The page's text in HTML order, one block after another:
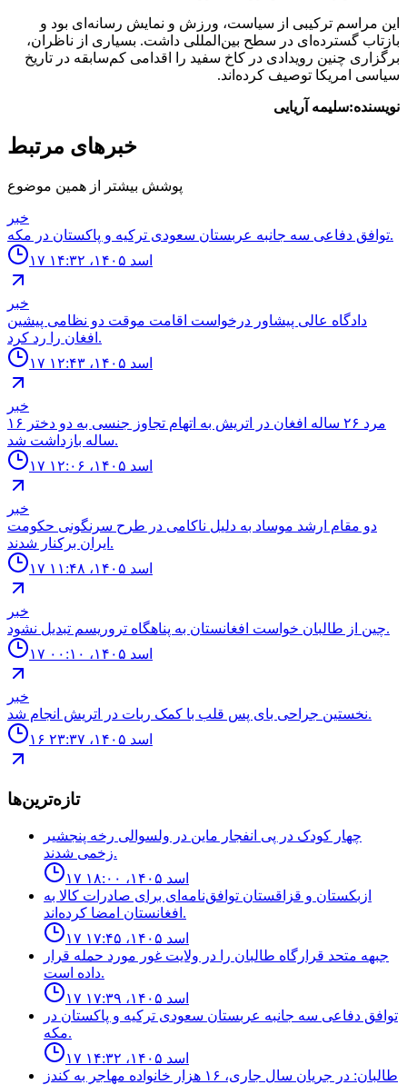
این مراسم ترکیبی از سیاست، ورزش و نمایش رسانه‌ای بود و
بازتاب گسترده‌ای در سطح بین‌المللی داشت. بسیاری از ناظران،
برگزاری چنین رویدادی در کاخ سفید را اقدامی کم‌سابقه در تاریخ
سیاسی امریکا توصیف کرده‌اند.
نویسنده:سلیمه آریایی
خبرهای مرتبط
پوشش بیشتر از همین موضوع
خبر
توافق دفاعى سه جانبه عربستان سعودى تركيه و پاكستان در مكه.
۱۷ اسد ۱۴۰۵، ۱۴:۳۲
خبر
دادگاه عالى پيشاور درخواست اقامت موقت دو نظامى پيشين
افغان را رد كرد.
۱۷ اسد ۱۴۰۵، ۱۲:۴۳
خبر
مرد ٢۶ ساله افغان در اتريش به اتهام تجاوز جنسى به دو دختر ١۶
ساله بازداشت شد.
۱۷ اسد ۱۴۰۵، ۱۲:۰۶
خبر
دو مقام ارشد موساد به دليل ناكامى در طرح سرنگونى حكومت
ايران بركنار شدند.
۱۷ اسد ۱۴۰۵، ۱۱:۴۸
خبر
چين از طالبان خواست افغانستان به پناهگاه تروريسم تبديل نشود.
۱۷ اسد ۱۴۰۵، ۰۰:۱۰
خبر
نخستين جراحى باى پس قلب با كمک ربات در اتريش انجام شد.
۱۶ اسد ۱۴۰۵، ۲۳:۳۷
تازه‌ترین‌ها
چهار كودک در پى انفجار ماين در ولسوالى رخه پنجشير
زخمى شدند.
۱۷ اسد ۱۴۰۵، ۱۸:۰۰
ازبکستان و قزاقستان توافق‌نامه‌ای برای صادرات کالا به
افغانستان امضا کرده‌اند.
۱۷ اسد ۱۴۰۵، ۱۷:۴۵
جبهه متحد قرارگاه طالبان را در ولایت غور مورد حمله قرار
داده است.
۱۷ اسد ۱۴۰۵، ۱۷:۳۹
توافق دفاعى سه جانبه عربستان سعودى تركيه و پاكستان در
مكه.
۱۷ اسد ۱۴۰۵، ۱۴:۳۲
طالبان: در جریان سال جاری، ۱۶ هزار خانواده مهاجر به کندز